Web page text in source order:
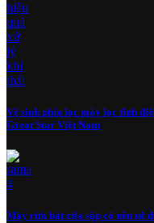
Vệ sinh phin lọc máy lọc tĩnh
Great Star Việt Nam
Máy rửa bát cửa sập có nên sử